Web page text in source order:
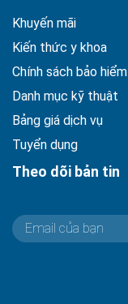
Khuyến mãi
Kiến thức y khoa
Chính sách bảo hiểm
Danh mục kỹ thuật
Bảng giá dịch vụ
Tuyển dụng
Theo dõi bản tin